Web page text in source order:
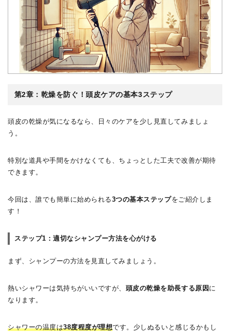
第2章：乾燥を防ぐ！頭皮ケアの基本3ステップ
頭皮の乾燥が気になるなら、日々のケアを少し見直してみましょ
う。
特別な道具や手間をかけなくても、ちょっとした工夫で改善が期待
できます。
今回は、誰でも簡単に始められる3つの基本ステップをご紹介しま
す！
ステップ1：適切なシャンプー方法を心がける
まず、シャンプーの方法を見直してみましょう。
熱いシャワーは気持ちがいいですが、 頭皮の乾燥を助長する原因 に
なります。
シャワーの温度は38度程度が理想です。少しぬるいと感じるかもし